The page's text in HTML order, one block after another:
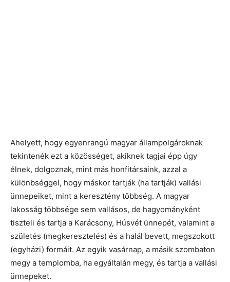
Ahelyett, hogy egyenrangú magyar állampolgároknak
tekintenék ezt a közösséget, akiknek tagjai épp úgy
élnek, dolgoznak, mint más honfitársaink, azzal a
különbséggel, hogy máskor tartják (ha tartják) vallási
ünnepeiket, mint a keresztény többség. A magyar
lakosság többsége sem vallásos, de hagyományként
tiszteli és tartja a Karácsony, Húsvét ünnepét, valamint a
születés (megkeresztelés) és a halál bevett, megszokott
(egyházi) formáit. Az egyik vasárnap, a másik szombaton
megy a templomba, ha egyáltalán megy, és tartja a vallási
ünnepeket.